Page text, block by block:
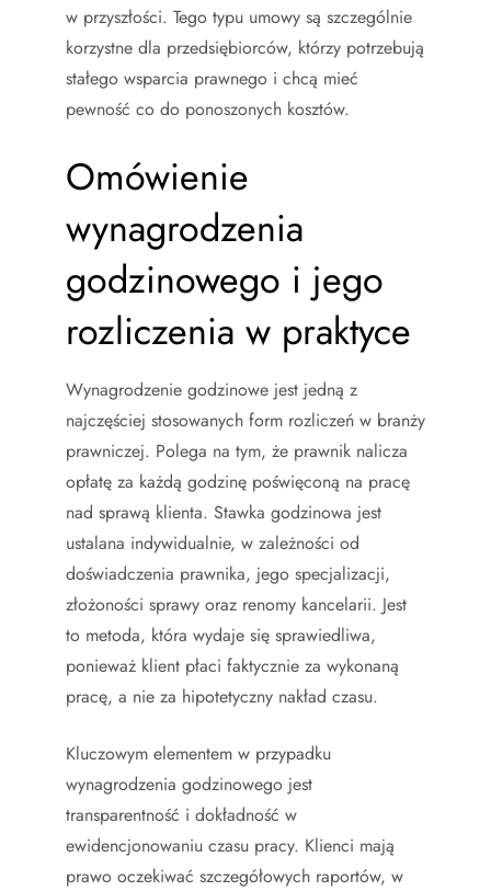
w przyszłości. Tego typu umowy są szczególnie
korzystne dla przedsiębiorców, którzy potrzebują
stałego wsparcia prawnego i chcą mieć
pewność co do ponoszonych kosztów.
Omówienie
wynagrodzenia
godzinowego i jego
rozliczenia w praktyce
Wynagrodzenie godzinowe jest jedną z
najczęściej stosowanych form rozliczeń w branży
prawniczej. Polega na tym, że prawnik nalicza
opłatę za każdą godzinę poświęconą na pracę
nad sprawą klienta. Stawka godzinowa jest
ustalana indywidualnie, w zależności od
doświadczenia prawnika, jego specjalizacji,
złożoności sprawy oraz renomy kancelarii. Jest
to metoda, która wydaje się sprawiedliwa,
ponieważ klient płaci faktycznie za wykonaną
pracę, a nie za hipotetyczny nakład czasu.
Kluczowym elementem w przypadku
wynagrodzenia godzinowego jest
transparentność i dokładność w
ewidencjonowaniu czasu pracy. Klienci mają
prawo oczekiwać szczegółowych raportów, w